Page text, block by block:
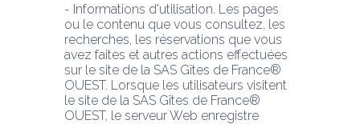
- Informations d'utilisation. Les pages
ou le contenu que vous consultez, les
recherches, les réservations que vous
avez faites et autres actions effectuées
sur le site de la SAS Gîtes de France®
OUEST. Lorsque les utilisateurs visitent
le site de la SAS Gîtes de France®
OUEST, le serveur Web enregistre